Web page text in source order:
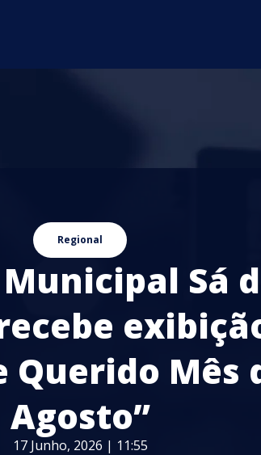
Regional
Sá
Querido Mês
Agosto”
17 Junho, 2026 | 11:55